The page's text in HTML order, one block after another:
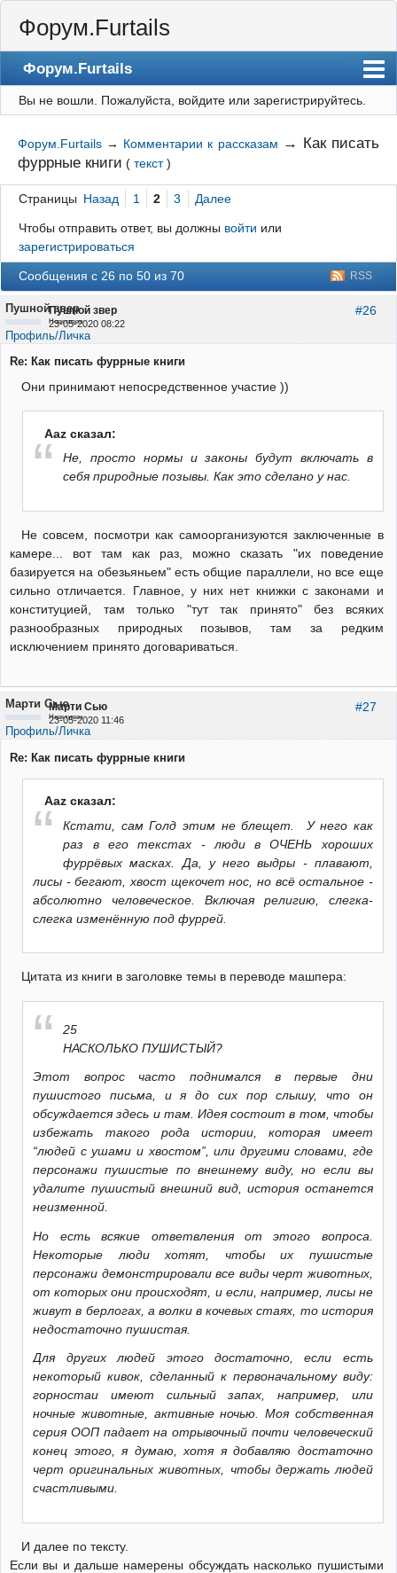
Форум.Furtails
Форум.Furtails
На сайт
Форум
Регистрация
Вход
Вы не вошли. Пожалуйста, войдите или зарегистрируйтесь.
Форум.Furtails → Комментарии к рассказам → Как писать
фуррные книги (текст)
Страницы Назад 1 2 3 Далее
Чтобы отправить ответ, вы должны войти или
зарегистрироваться
RSS
Сообщения с 26 по 50 из 70
#26
Пушной звер
23-05-2020 08:22
Пушной звер
Неактивен
Профиль/Личка
Re: Как писать фуррные книги
Они принимают непосредственное участие ))
Aaz сказал:
Не, просто нормы и законы будут включать в
себя природные позывы. Как это сделано у нас.
Не совсем, посмотри как самоорганизуются заключенные в
камере... вот там как раз, можно сказать "их поведение
базируется на обезьяньем" есть общие параллели, но все еще
сильно отличается. Главное, у них нет книжки с законами и
конституцией, там только "тут так принято" без всяких
разнообразных природных позывов, там за редким
исключением принято договариваться.
#27
Марти Сью
23-05-2020 11:46
Марти Сью
Неактивен
Профиль/Личка
Re: Как писать фуррные книги
Aaz сказал:
Кстати, сам Голд этим не блещет. У него как
раз в его текстах - люди в ОЧЕНЬ хороших
фуррёвых масках. Да, у него выдры - плавают,
лисы - бегают, хвост щекочет нос, но всё остальное -
абсолютно человеческое. Включая религию, слегка-
слегка изменённую под фуррей.
Цитата из книги в заголовке темы в переводе машпера:
25
НАСКОЛЬКО ПУШИСТЫЙ?
Этот вопрос часто поднимался в первые дни
пушистого письма, и я до сих пор слышу, что он
обсуждается здесь и там. Идея состоит в том, чтобы
избежать такого рода истории, которая имеет
“людей с ушами и хвостом”, или другими словами, где
персонажи пушистые по внешнему виду, но если вы
удалите пушистый внешний вид, история останется
неизменной.
Но есть всякие ответвления от этого вопроса.
Некоторые люди хотят, чтобы их пушистые
персонажи демонстрировали все виды черт животных,
от которых они происходят, и если, например, лисы не
живут в берлогах, а волки в кочевых стаях, то история
недостаточно пушистая.
Для других людей этого достаточно, если есть
некоторый кивок, сделанный к первоначальному виду:
горностаи имеют сильный запах, например, или
ночные животные, активные ночью. Моя собственная
серия ООП падает на отрывочный почти человеческий
конец этого, я думаю, хотя я добавляю достаточно
черт оригинальных животных, чтобы держать людей
счастливыми.
И далее по тексту.
Если вы и дальше намерены обсуждать насколько пушистыми